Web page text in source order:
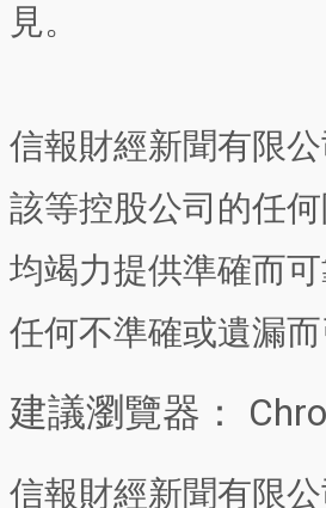
見。
信報財經新聞有限
該等控股公司的任
均竭力提供準確而
任何不準確或遺漏
建議瀏覽器：
信報財經新聞有限